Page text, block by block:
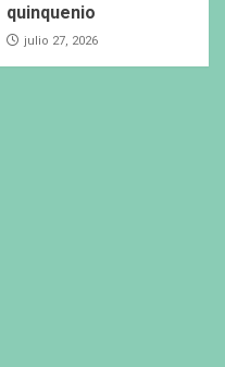
quinquenio
julio 27, 2026